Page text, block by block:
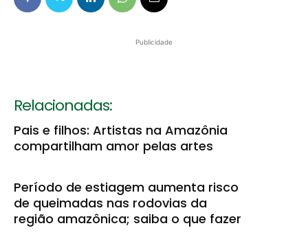
Publicidade
Relacionadas:
Pais e filhos: Artistas na Amazônia
compartilham amor pelas artes
Período de estiagem aumenta risco
de queimadas nas rodovias da
região amazônica; saiba o que fazer